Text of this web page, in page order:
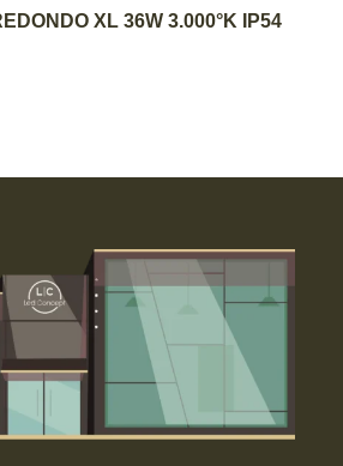
AL CARRITO
XL 36W 3.000°K IP54